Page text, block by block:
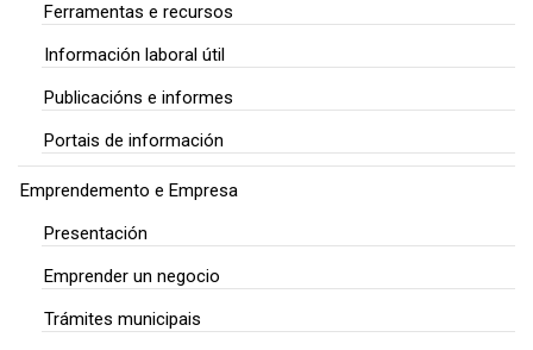
Ferramentas e recursos
Información laboral útil
Publicacións e informes
Portais de información
Emprendemento e Empresa
Presentación
Emprender un negocio
Trámites municipais